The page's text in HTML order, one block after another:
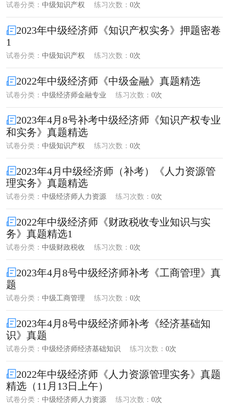
试卷分类： 中级知识产权 练习次数： 0次
2023年中级经济师《知识产权实务》押题密卷
1
试卷分类： 中级知识产权 练习次数： 0次
2022年中级经济师《中级金融》真题精选
试卷分类： 中级经济师金融专业 练习次数： 0次
2023年4月8号补考中级经济师《知识产权专业
和实务》真题精选
试卷分类： 中级知识产权 练习次数： 0次
2023年4月中级经济师（补考）《人力资源管
理实务》真题精选
试卷分类： 中级经济师人力资源 练习次数： 0次
2022年中级经济师《财政税收专业知识与实
务》真题精选1
试卷分类： 中级财政税收 练习次数： 0次
2023年4月8号中级经济师补考《工商管理》真
题
试卷分类： 中级工商管理 练习次数： 0次
2023年4月8号中级经济师补考《经济基础知
识》真题
试卷分类： 中级经济师经济基础知识 练习次数： 0次
2022年中级经济师《人力资源管理实务》真题
精选（11月13日上午）
试卷分类： 中级经济师人力资源 练习次数： 0次